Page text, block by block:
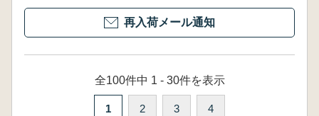
再入荷メール通知
全100件中 1 - 30件を表示
1 2 3 4